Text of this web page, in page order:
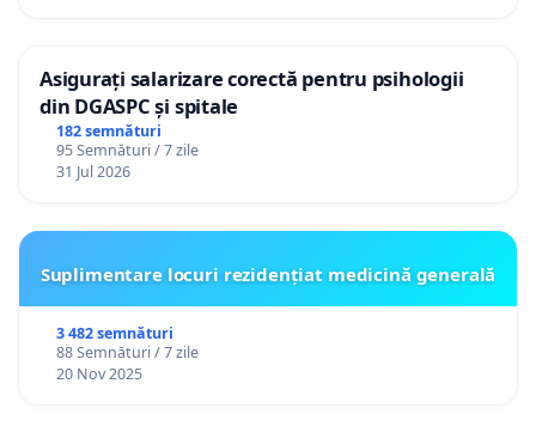
Asigurați salarizare corectă pentru psihologii
din DGASPC și spitale
182 semnături
95 Semnături / 7 zile
31 Jul 2026
Suplimentare locuri rezidențiat medicină generală
3 482 semnături
88 Semnături / 7 zile
20 Nov 2025